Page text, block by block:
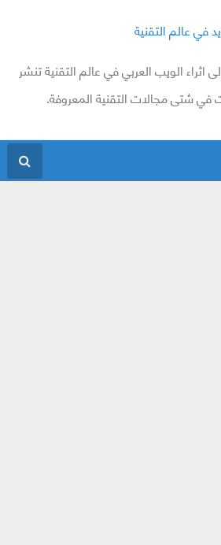
في عالم التقنية
الويب العربي في عالم التقنية تنشر
في شتى مجالات التقنية المعروفة.